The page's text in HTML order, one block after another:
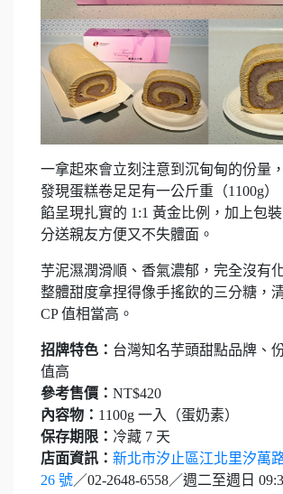
一拿起來會立刻注意到沉甸甸的份量
發現蛋糕卷足足有一公斤重（1100g）
餡呈現扎實的 1:1 黃金比例，加上包裝
分送親友方便又不失體面。
芋泥濕潤滑順、香氣濃郁，完全沒有
整體甜度拿捏得像手搖飲的三分糖，
CP 值相當高。
招牌特色： 台灣知名芋頭甜點品牌、
值高
參考售價： NT$420
內容物： 1100g 一入（蛋奶素）
保存期限： 冷藏 7 天
店面資訊： 新北市汐止區江北里汐萬
26 號／02-2648-6558／週二至週日